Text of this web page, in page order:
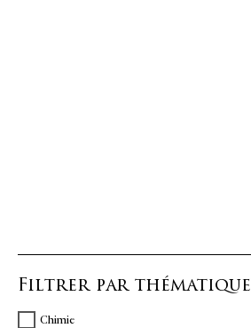
Filtrer par thématique
Chimie